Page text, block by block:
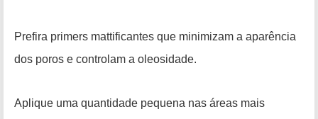
Prefira primers mattificantes que minimizam a aparência
dos poros e controlam a oleosidade.
Aplique uma quantidade pequena nas áreas mais